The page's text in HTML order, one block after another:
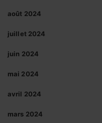
août 2024
juillet 2024
juin 2024
mai 2024
avril 2024
mars 2024